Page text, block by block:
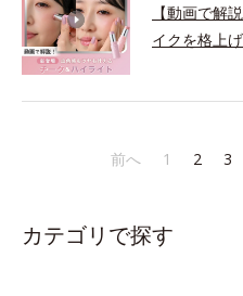
【動画で解
イクを格上げ
前へ 1 2 3
カテゴリで探す